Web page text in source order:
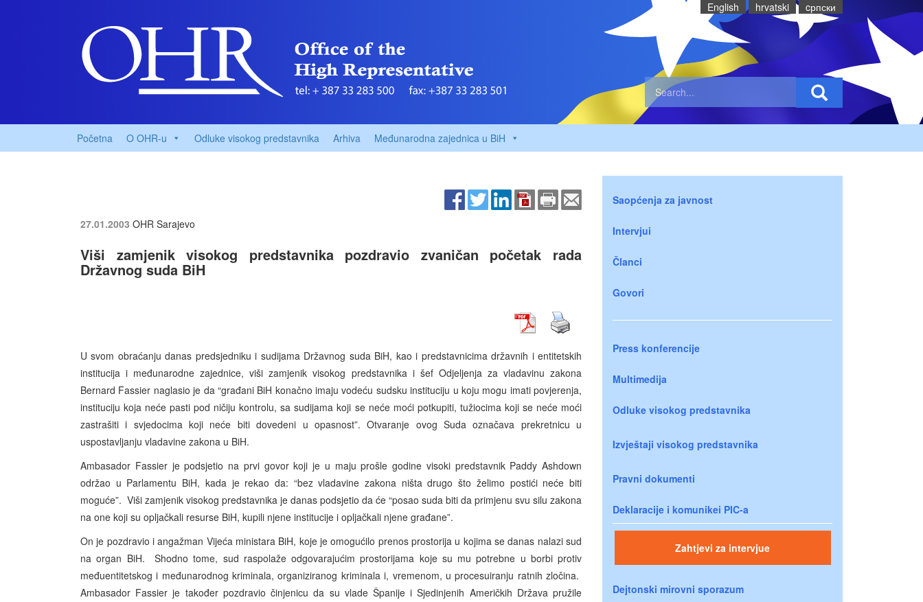
English hrvatski cрпски
Početna O OHR-u Odluke visokog predstavnika Arhiva Međunarodna zajednica u BiH
27.01.2003 OHR Sarajevo
Viši zamjenik visokog predstavnika pozdravio zvaničan početak rada
Državnog suda BiH
U svom obraćanju danas predsjedniku i sudijama Državnog suda BiH, kao i predstavnicima državnih i entitetskih
institucija i međunarodne zajednice, viši zamjenik visokog predstavnika i šef Odjeljenja za vladavinu zakona
Bernard Fassier naglasio je da “građani BiH konačno imaju vodeću sudsku instituciju u koju mogu imati povjerenja,
instituciju koja neće pasti pod ničiju kontrolu, sa sudijama koji se neće moći potkupiti, tužiocima koji se neće moći
zastrašiti i svjedocima koji neće biti dovedeni u opasnost”. Otvaranje ovog Suda označava prekretnicu u
uspostavljanju vladavine zakona u BiH.
Ambasador Fassier je podsjetio na prvi govor koji je u maju prošle godine visoki predstavnik Paddy Ashdown
održao u Parlamentu BiH, kada je rekao da: “bez vladavine zakona ništa drugo što želimo postići neće biti
moguće”. Viši zamjenik visokog predstavnika je danas podsjetio da će “posao suda biti da primjenu svu silu zakona
na one koji su opljačkali resurse BiH, kupili njene institucije i opljačkali njene građane”.
On je pozdravio i angažman Vijeća ministara BiH, koje je omogućilo prenos prostorija u kojima se danas nalazi sud
na organ BiH. Shodno tome, sud raspolaže odgovarajućim prostorijama koje su mu potrebne u borbi protiv
međuentitetskog i međunarodnog kriminala, organiziranog kriminala i, vremenom, u procesuiranju ratnih zločina.
Ambasador Fassier je također pozdravio činjenicu da su vlade Španije i Sjedinjenih Američkih Država pružile
Saopćenja za javnost
Intervjui
Članci
Govori
Press konferencije
Multimedija
Odluke visokog predstavnika
Izvještaji visokog predstavnika
Pravni dokumenti
Deklaracije i komunikei PIC-a
Zahtjevi za intervjue
Dejtonski mirovni sporazum